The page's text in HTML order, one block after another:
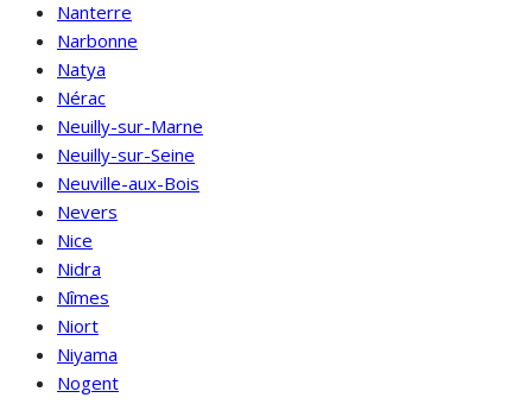
Nanterre
Narbonne
Natya
Nérac
Neuilly-sur-Marne
Neuilly-sur-Seine
Neuville-aux-Bois
Nevers
Nice
Nidra
Nîmes
Niort
Niyama
Nogent